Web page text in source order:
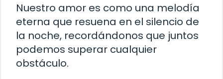
Nuestro amor es como una melodía
eterna que resuena en el silencio de
la noche, recordándonos que juntos
podemos superar cualquier
obstáculo.